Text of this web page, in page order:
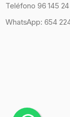
Teléfono 96 145
WhatsApp: 654